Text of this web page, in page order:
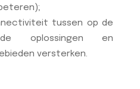
tussen op de
oplossingen en
versterken.